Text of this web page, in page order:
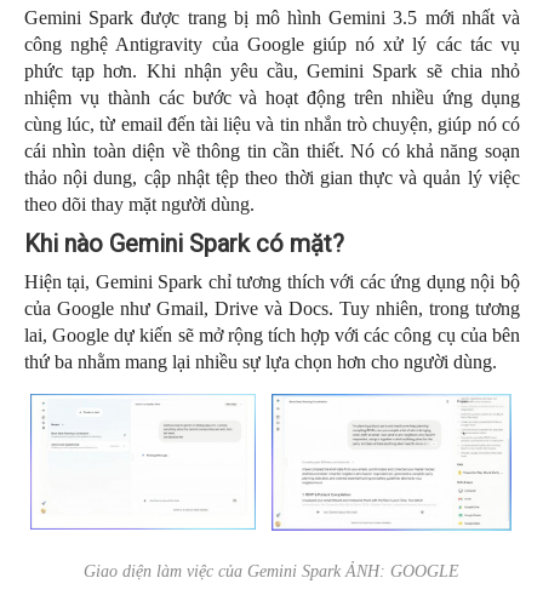
Gemini Spark được trang bị mô hình Gemini 3.5 mới nhất và
công nghệ Antigravity của Google giúp nó xử lý các tác vụ
phức tạp hơn. Khi nhận yêu cầu, Gemini Spark sẽ chia nhỏ
nhiệm vụ thành các bước và hoạt động trên nhiều ứng dụng
cùng lúc, từ email đến tài liệu và tin nhắn trò chuyện, giúp nó có
cái nhìn toàn diện về thông tin cần thiết. Nó có khả năng soạn
thảo nội dung, cập nhật tệp theo thời gian thực và quản lý việc
theo dõi thay mặt người dùng.
Khi nào Gemini Spark có mặt?
Hiện tại, Gemini Spark chỉ tương thích với các ứng dụng nội bộ
của Google như Gmail, Drive và Docs. Tuy nhiên, trong tương
lai, Google dự kiến sẽ mở rộng tích hợp với các công cụ của bên
thứ ba nhằm mang lại nhiều sự lựa chọn hơn cho người dùng.
Giao diện làm việc của Gemini Spark ẢNH: GOOGLE